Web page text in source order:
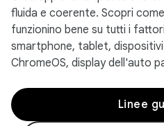
fluida e coerente. Scopri
funzionino bene su tutti i
smartphone, tablet,
ChromeOS, display dell'auto
Linee